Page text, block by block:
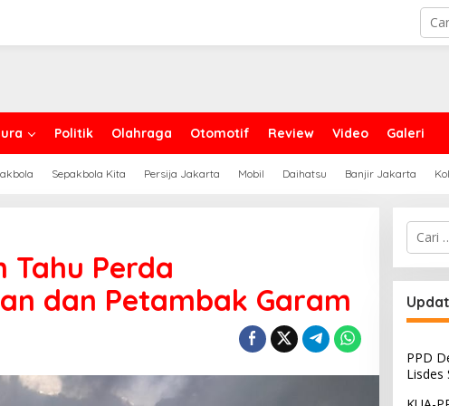
Politik Olahraga Otomotif Review Video Galeri
Sepakbola Kita Persija Jakarta Mobil Daihatsu Banjir Jakarta
Tahu Perda
dan Petambak Garam
Cari
untuk:
PPD
Lisdes